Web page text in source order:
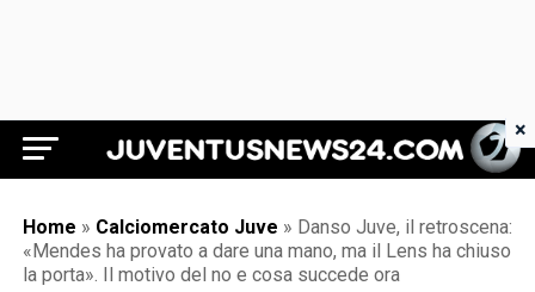
Juventus News 24
Home » Calciomercato Juve » Danso Juve, il retroscena:
«Mendes ha provato a dare una mano, ma il Lens ha chiuso
la porta». Il motivo del no e cosa succede ora
×